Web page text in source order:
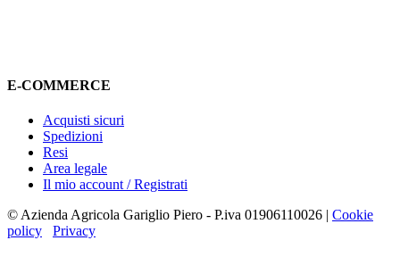
E-COMMERCE
Acquisti sicuri
Spedizioni
Resi
Area legale
Il mio account / Registrati
© Azienda Agricola Gariglio Piero - P.iva 01906110026 | Cookie
policy
Privacy